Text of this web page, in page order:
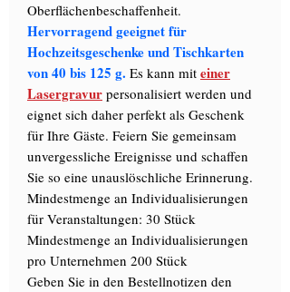
Oberflächenbeschaffenheit.
Hervorragend geeignet für
Hochzeitsgeschenke und Tischkarten
von 40 bis 125 g. Es kann mit einer
Lasergravur personalisiert werden und
eignet sich daher perfekt als Geschenk
für Ihre Gäste. Feiern Sie gemeinsam
unvergessliche Ereignisse und schaffen
Sie so eine unauslöschliche Erinnerung.
Mindestmenge an Individualisierungen
für Veranstaltungen: 30 Stück
Mindestmenge an Individualisierungen
pro Unternehmen 200 Stück
Geben Sie in den Bestellnotizen den